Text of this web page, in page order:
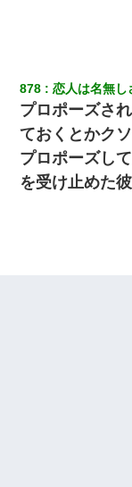
878 恋人は名無し
プロポーズさ
ておくとかク
プロポーズし
を受け止めた